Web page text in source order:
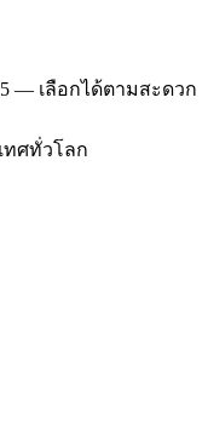
— เลือกได้ตามสะดวก
ทศทั่วโลก